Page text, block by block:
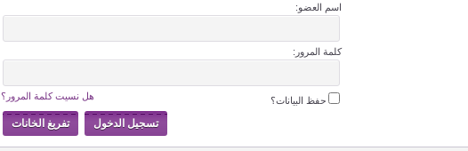
اسم العضو:
كلمة المرور:
هل نسيت كلمة المرور؟ حفظ البيانات؟